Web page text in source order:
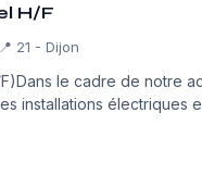
H/F
📍 21 - Dijon
le cadre de notre
installations électriques